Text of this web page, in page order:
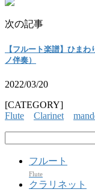
次の記事
【フルート楽譜】ひま
ノ伴奏）
2022/03/20
[CATEGORY]
Flute
Clarinet
フルート
Flute
クラリネット